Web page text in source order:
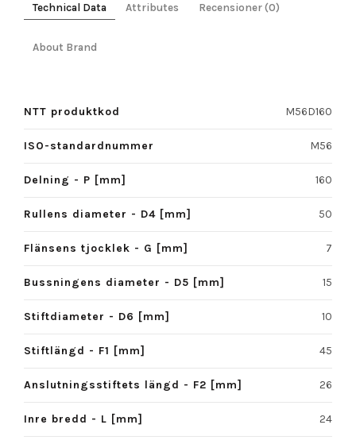
Technical Data Attributes Recensioner (0)
About Brand
NTT produktkod M56D160
ISO-standardnummer M56
Delning - P [mm] 160
Rullens diameter - D4 [mm] 50
Flänsens tjocklek - G [mm] 7
Bussningens diameter - D5 [mm] 15
Stiftdiameter - D6 [mm] 10
Stiftlängd - F1 [mm] 45
Anslutningsstiftets längd - F2 [mm] 26
Inre bredd - L [mm] 24